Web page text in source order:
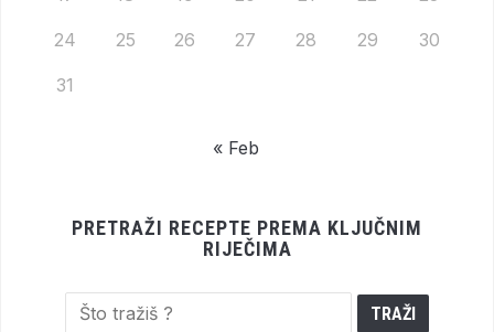
24 25 26 27 28 29 30
31
« Feb
PRETRAŽI RECEPTE PREMA KLJUČNIM
RIJEČIMA